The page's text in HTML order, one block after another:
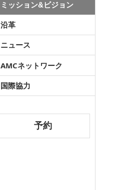
ミッション&ビジョン
沿革
ニュース
AMCネットワーク
国際協力
予約